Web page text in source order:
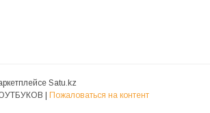
Satu.kz
Аксессуары и запасные части для НОУТБУКОВ | Пожаловаться на контент